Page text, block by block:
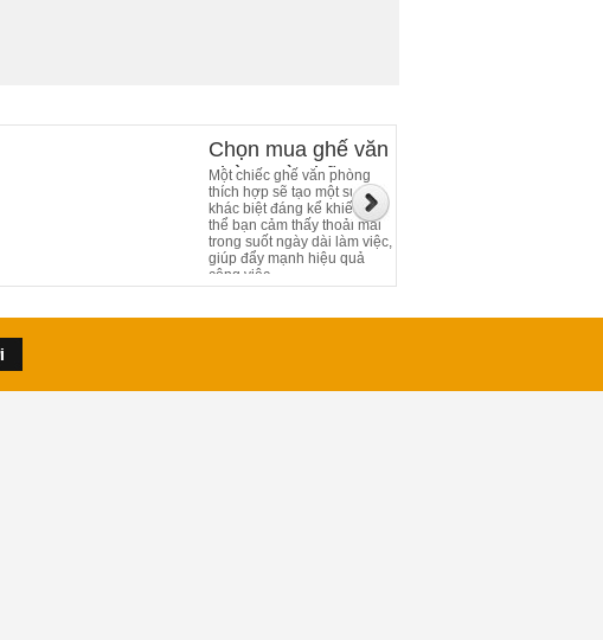
Chọn mua ghế văn
phòng và những
điều cần chú ý
Một chiếc ghế văn phòng
thích hợp sẽ tạo một sự
khác biệt đáng kể khiến cơ
thể bạn cảm thấy thoải mái
trong suốt ngày dài làm việc,
giúp đẩy mạnh hiệu quả
công việc.